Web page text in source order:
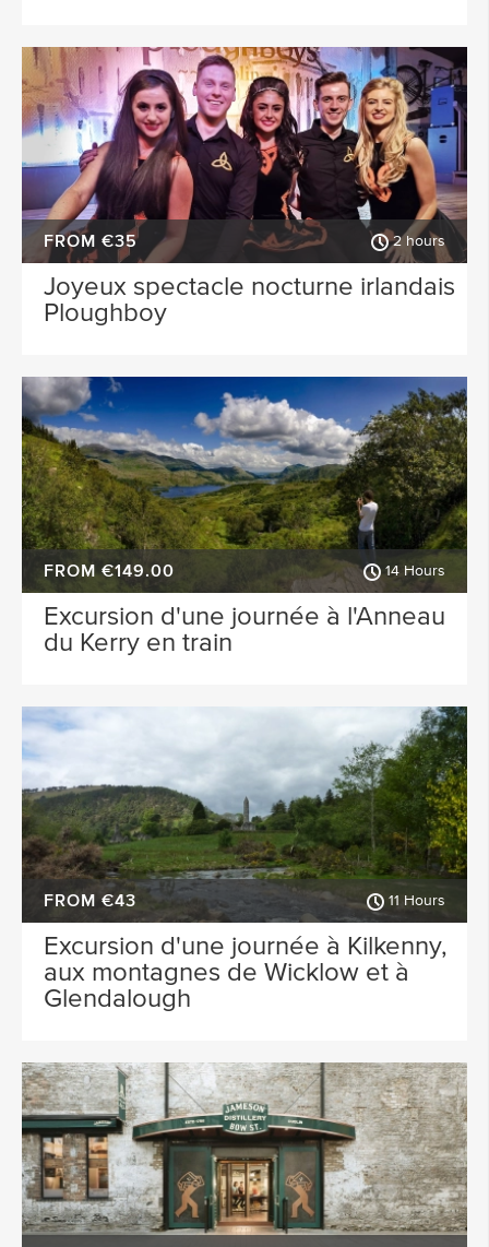
FROM €35 2 hours
Joyeux spectacle nocturne irlandais
Ploughboy
FROM €149.00 14 Hours
Excursion d'une journée à l'Anneau
du Kerry en train
FROM €43 11 Hours
Excursion d'une journée à Kilkenny,
aux montagnes de Wicklow et à
Glendalough